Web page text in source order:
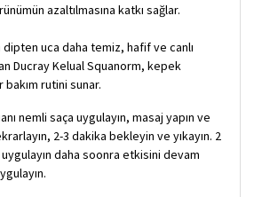
azaltılmasına katkı sağlar.
dipten uca daha temiz, hafif ve canlı
Ducray Kelual Squanorm, kepek
bakım rutini sunar.
nemli saça uygulayın, masaj yapın ve
2-3 dakika bekleyin ve yıkayın. 2
daha soonra etkisini devam